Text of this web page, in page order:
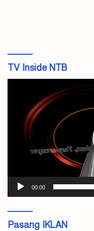
TV Inside NTB
00:00
Pasang IKLAN